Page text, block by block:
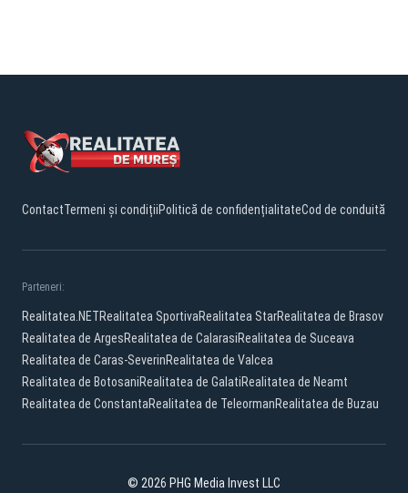
ContactTermeni și condițiiPolitică de confidențialitateCod de conduită
Parteneri:
Realitatea.NETRealitatea SportivaRealitatea StarRealitatea de Brasov
Realitatea de ArgesRealitatea de CalarasiRealitatea de Suceava
Realitatea de Caras-SeverinRealitatea de Valcea
Realitatea de BotosaniRealitatea de GalatiRealitatea de Neamt
Realitatea de ConstantaRealitatea de TeleormanRealitatea de Buzau
© 2026 PHG Media Invest LLC